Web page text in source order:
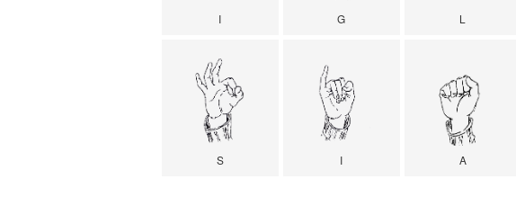
I G L
S I A